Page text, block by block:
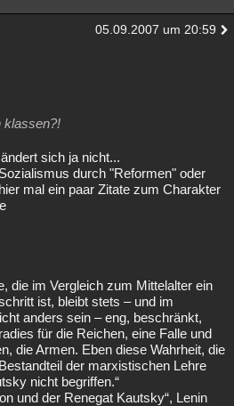
05.09.2007 um 20:59
klassen?!
sich ja nicht...
durch "Reformen" oder
mal ein paar Zitate zum Charakter
die im Vergleich zum Mittelalter ein
ist, bleibt stets – und im
anders sein – eng, beschränkt,
für die Reichen, eine Falle und
die Armen. Eben diese Wahrheit, die
der marxistischen Lehre
nicht begriffen.“
und der Renegat Kautsky“, Lenin